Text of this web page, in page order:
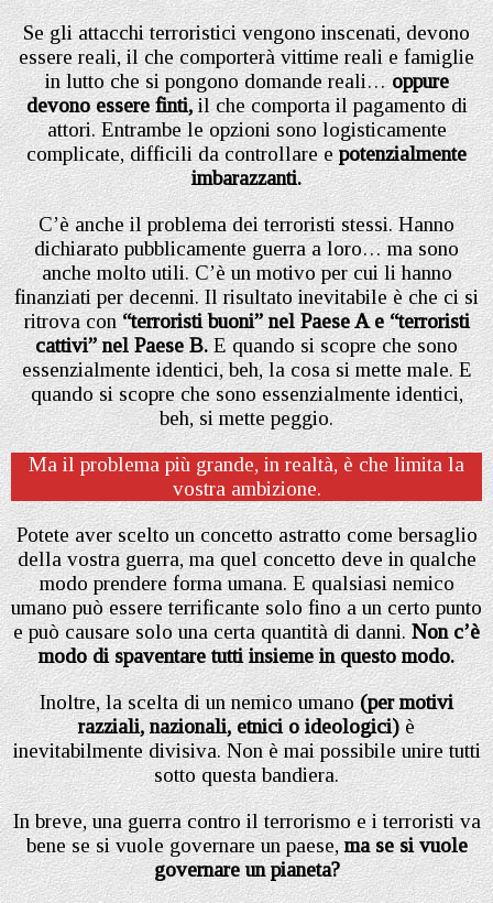
Se gli attacchi terroristici vengono inscenati, devono
essere reali, il che comporterà vittime reali e famiglie
in lutto che si pongono domande reali…oppure
devono essere finti,il che comporta il pagamento di
attori. Entrambe le opzioni sono logisticamente
complicate, difficili da controllare epotenzialmente
imbarazzanti.
C’è anche il problema dei terroristi stessi. Hanno
dichiarato pubblicamente guerra a loro… ma sono
anche molto utili. C’è un motivo per cui li hanno
finanziati per decenni. Il risultato inevitabile è che ci si
ritrova con“terroristi buoni” nel Paese A e “terroristi
cattivi” nel Paese B.E quando si scopre che sono
essenzialmente identici, beh, la cosa si mette male. E
quando si scopre che sono essenzialmente identici,
beh, si mette peggio.
Ma il problema più grande, in realtà, è che limita la
vostra ambizione.
Potete aver scelto un concetto astratto come bersaglio
della vostra guerra, ma quel concetto deve in qualche
modo prendere forma umana. E qualsiasi nemico
umano può essere terrificante solo fino a un certo punto
e può causare solo una certa quantità di danni.Non c’è
modo di spaventare tutti insieme in questo modo.
Inoltre, la scelta di un nemico umano(per motivi
razziali, nazionali, etnici o ideologici)è
inevitabilmente divisiva. Non è mai possibile unire tutti
sotto questa bandiera.
In breve, una guerra contro il terrorismo e i terroristi va
bene se si vuole governare un paese,ma se si vuole
governare un pianeta?